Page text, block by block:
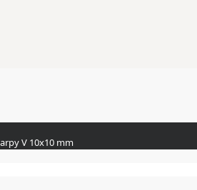
V 10x10 mm